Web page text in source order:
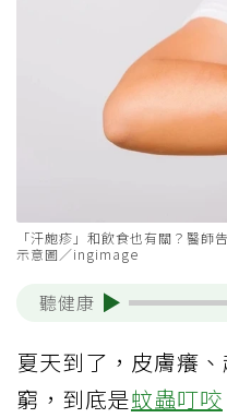
「汗皰疹」和飲食也有關？醫師
示意圖／ingimage
聽健康
夏天到了，皮膚癢
窮，到底是蚊蟲叮咬